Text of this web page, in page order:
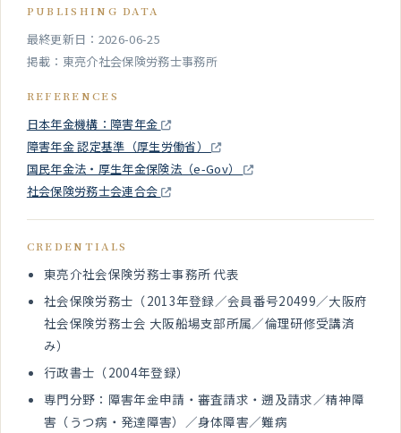
PUBLISHING DATA
最終更新日：2026-06-25
掲載：東亮介社会保険労務士事務所
REFERENCES
日本年金機構：障害年金
障害年金 認定基準（厚生労働省）
国民年金法・厚生年金保険法（e-Gov）
社会保険労務士会連合会
CREDENTIALS
東亮介社会保険労務士事務所 代表
社会保険労務士（2013年登録／会員番号20499／大阪府
社会保険労務士会 大阪船場支部所属／倫理研修受講済
み）
行政書士（2004年登録）
専門分野：障害年金申請・審査請求・遡及請求／精神障
害（うつ病・発達障害）／身体障害／難病